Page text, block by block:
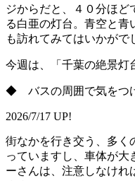
ジからだと、４０分ほど
る白亜の灯台。青空と青
も訪れてみてはいかがで
今週は、「千葉の絶景灯
◆ バスの周囲で気をつ
2026/7/17 UP!
街なかを行き交う、多く
っていますし、車体が大
ーさんは、注意しなけれ